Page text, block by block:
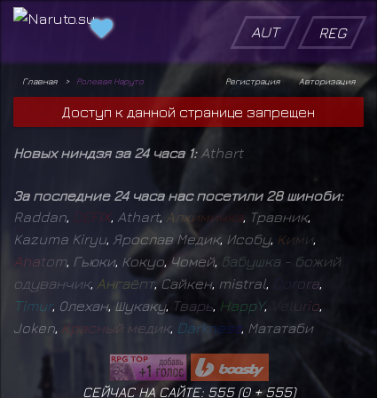
AUT REG
Главная Ролевая Наруто Авторизация
Регистрация
Доступ к данной странице запрещен
Новых ниндзя за 24 часа 1: Athart
За последние 24 часа нас посетили 28 шиноби:
Raddan D EFIX, Athart, А лхимичка, Травник,
Kazuma Kiryu Ярослав Медик, Исобу, Кими
Anatom Гьюки, Кокуо Чомей, Бабушка - божий
одуванчик, Ангаёпт, Сайкен, mistral orora
Timur, Олехан, Шукаку, Тварь HappY, l urio
Joken Красный медик, Darkness, Мататаби
СЕЙЧАС НА САЙТЕ: 555 (0+555)